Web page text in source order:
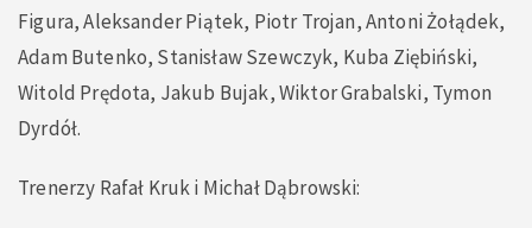
Figura, Aleksander Piątek, Piotr Trojan, Antoni Żołądek,
Adam Butenko, Stanisław Szewczyk, Kuba Ziębiński,
Witold Prędota, Jakub Bujak, Wiktor Grabalski, Tymon
Dyrdół.
Trenerzy Rafał Kruk i Michał Dąbrowski: